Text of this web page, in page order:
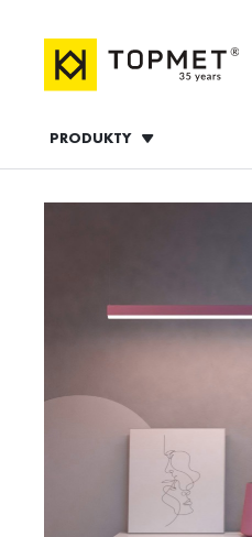
PRODUKTY